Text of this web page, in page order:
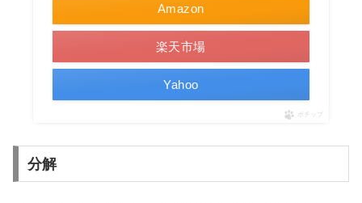
Amazon
楽天市場
Yahoo
ポチップ
分解